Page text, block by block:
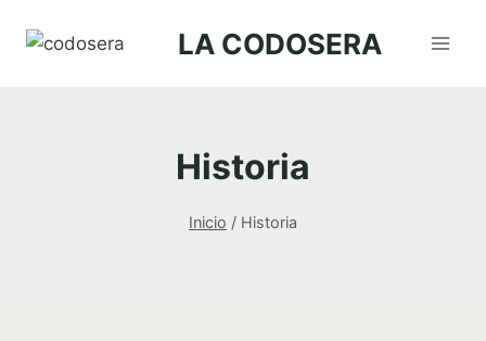
LA CODOSERA
Historia
Inicio / Historia